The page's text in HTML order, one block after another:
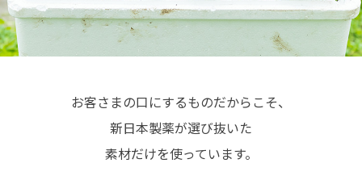
お客さまの口にするものだからこそ、
新日本製薬が選び抜いた
素材だけを使っています。